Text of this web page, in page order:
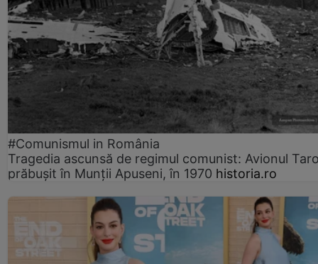
#Comunismul in România
Tragedia ascunsă de regimul comunist: Avionul
prăbușit în Munții Apuseni, în 1970 historia.ro